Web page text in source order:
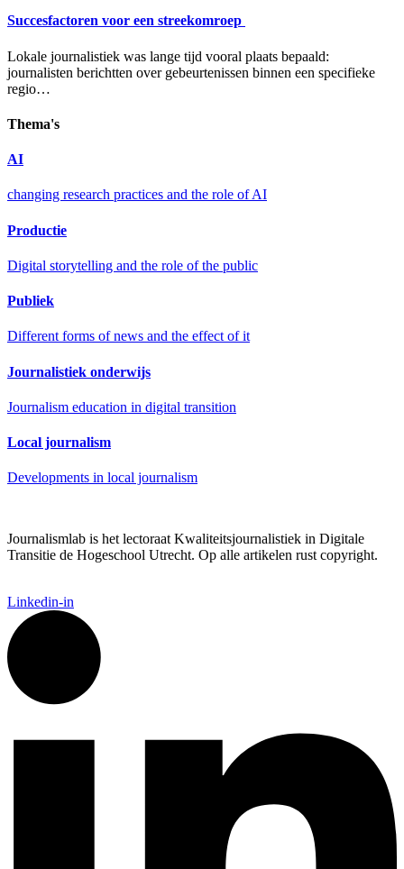
Succesfactoren voor een streekomroep
Lokale journalistiek was lange tijd vooral plaats bepaald:
journalisten berichtten over gebeurtenissen binnen een specifieke
regio…
Thema's
AI
changing research practices and the role of AI
Productie
Digital storytelling and the role of the public
Publiek
Different forms of news and the effect of it
Journalistiek onderwijs
Journalism education in digital transition
Local journalism
Developments in local journalism
Journalismlab is het lectoraat Kwaliteitsjournalistiek in Digitale
Transitie de Hogeschool Utrecht. Op alle artikelen rust copyright.
Linkedin-in